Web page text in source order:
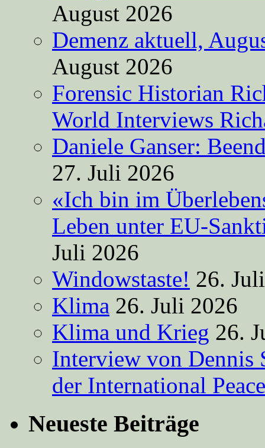
August 2026
Demenz aktuell,
August 2026
Forensic Historian
World Interviews
Daniele Ganser:
27. Juli 2026
«Ich bin im
Leben unter EU-
Juli 2026
Windowstaste! 26.
Klima 26. Juli 2026
Klima und Krieg 26.
Interview von Dennis
der International
Neueste Beiträge